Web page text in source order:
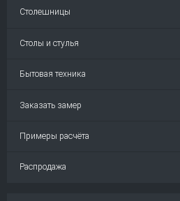
Столешницы
Столы и стулья
Бытовая техника
Заказать замер
Примеры расчёта
Распродажа